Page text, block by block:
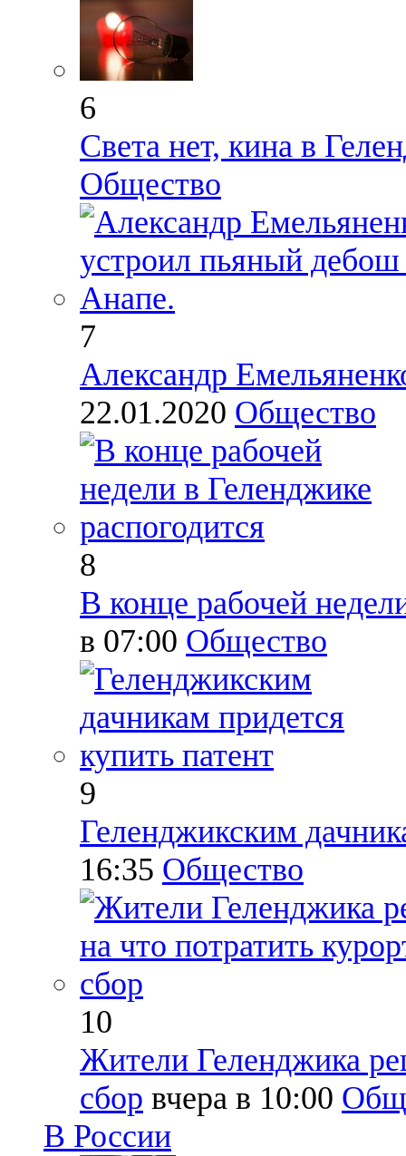
6
Света нет, кина в
Общество
7
Александр
22.01.2020 Общество
8
В конце рабочей
в 07:00 Общество
9
Геленджикским
16:35 Общество
10
Жители Геленджика
сбор вчера в 10:00
В России